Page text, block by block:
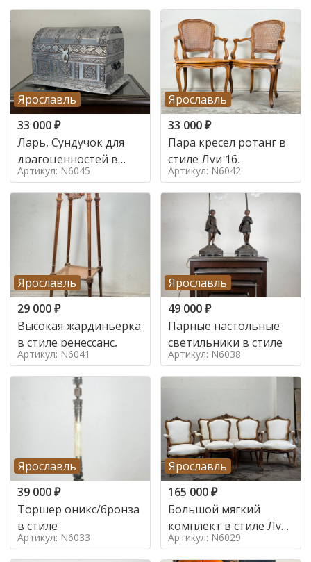
Ярославль
33 000₽
Ларь, Сундучок для
драгоценностей в
стиле
Артикул: N6045
Ярославль
33 000₽
Пара кресел ротанг в
стиле Луи 16,
Артикул: N6042
Ярославль
29 000₽
Высокая жардиньерка
в стиле ренессанс,
Артикул: N6041
Ярославль
49 000₽
Парные настольные
светильники в стиле
Артикул: N6038
Ярославль
39 000₽
Торшер оникс/бронза
в стиле
Артикул: N6033
Ярославль
165 000₽
Большой мягкий
комплект в стиле Луи
в стиле
Артикул: N6029